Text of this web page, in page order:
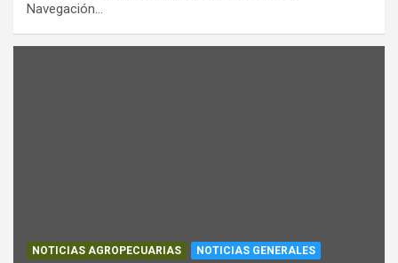
Navegación…
NOTICIAS AGROPECUARIAS NOTICIAS GENERALES